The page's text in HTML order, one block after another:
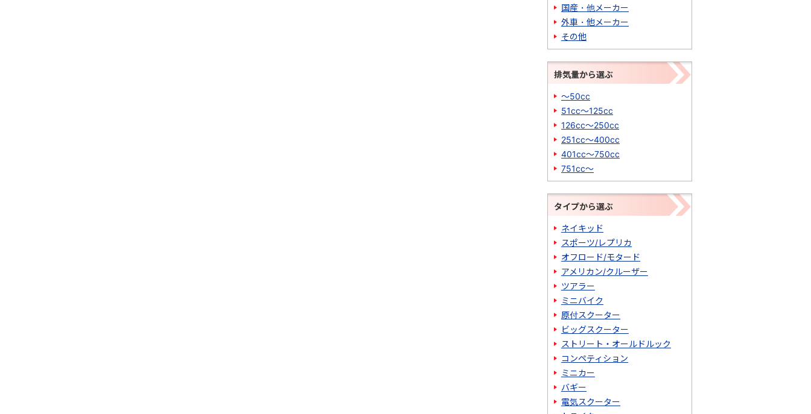
国産・他メーカー
外車・他メーカー
その他
排気量から選ぶ
～50cc
51cc～125cc
126cc～250cc
251cc～400cc
401cc～750cc
751cc～
タイプから選ぶ
ネイキッド
スポーツ/レプリカ
オフロード/モタード
アメリカン/クルーザー
ツアラー
ミニバイク
原付スクーター
ビッグスクーター
ストリート・オールドルック
コンペティション
ミニカー
バギー
電気スクーター